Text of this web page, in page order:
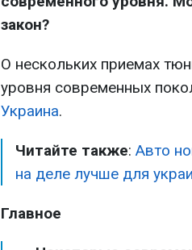
закон?
О нескольких приемах
уровня современных
Украина.
Читайте также: Авто
на деле лучше для
Главное